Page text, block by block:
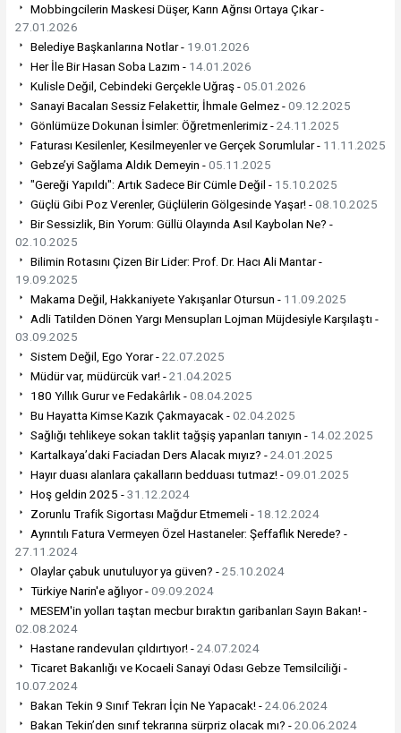
Mobbingcilerin Maskesi Düşer, Karın Ağrısı Ortaya Çıkar -
27.01.2026
Belediye Başkanlarına Notlar - 19.01.2026
Her İle Bir Hasan Soba Lazım - 14.01.2026
Kulisle Değil, Cebindeki Gerçekle Uğraş -05.01.2026
Sanayi Bacaları Sessiz Felakettir, İhmale Gelmez -09.12.2025
Gönlümüze Dokunan İsimler: Öğretmenlerimiz -24.11.2025
Faturası Kesilenler, Kesilmeyenler ve Gerçek Sorumlular - 11.11.2025
Gebze’yi Sağlama Aldık Demeyin -05.11.2025
"Gereği Yapıldı": Artık Sadece Bir Cümle Değil - 15.10.2025
Güçlü Gibi Poz Verenler, Güçlülerin Gölgesinde Yaşar! -08.10.2025
Bir Sessizlik, Bin Yorum: Güllü Olayında Asıl Kaybolan Ne? -
02.10.2025
Bilimin Rotasını Çizen Bir Lider: Prof. Dr. Hacı Ali Mantar -
19.09.2025
Makama Değil, Hakkaniyete Yakışanlar Otursun - 11.09.2025
Adli Tatilden Dönen Yargı Mensupları Lojman Müjdesiyle Karşılaştı -
03.09.2025
Sistem Değil, Ego Yorar -22.07.2025
Müdür var, müdürcük var! -21.04.2025
180 Yıllık Gurur ve Fedakârlık -08.04.2025
Bu Hayatta Kimse Kazık Çakmayacak -02.04.2025
Sağlığı tehlikeye sokan taklit tağşiş yapanları tanıyın - 14.02.2025
Kartalkaya’daki Faciadan Ders Alacak mıyız? -24.01.2025
Hayır duası alanlara çakalların bedduası tutmaz! -09.01.2025
Hoş geldin 2025 -31.12.2024
Zorunlu Trafik Sigortası Mağdur Etmemeli - 18.12.2024
Ayrıntılı Fatura Vermeyen Özel Hastaneler: Şeffaflık Nerede? -
27.11.2024
Olaylar çabuk unutuluyor ya güven? -25.10.2024
Türkiye Narin'e ağlıyor -09.09.2024
MESEM'in yolları taştan mecbur bıraktın garibanları Sayın Bakan! -
02.08.2024
Hastane randevuları çıldırtıyor! -24.07.2024
Ticaret Bakanlığı ve Kocaeli Sanayi Odası Gebze Temsilciliği -
10.07.2024
Bakan Tekin 9 Sınıf Tekrarı İçin Ne Yapacak! -24.06.2024
Bakan Tekin’den sınıf tekrarına sürpriz olacak mı? -20.06.2024